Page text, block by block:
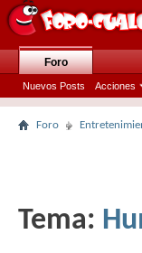
Foro
Nuevos Posts Acciones
Foro
Tema: